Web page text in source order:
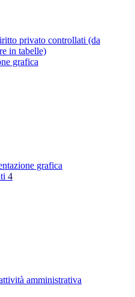
privato controllati (da
in tabelle)
grafica
grafica
4
amministrativa